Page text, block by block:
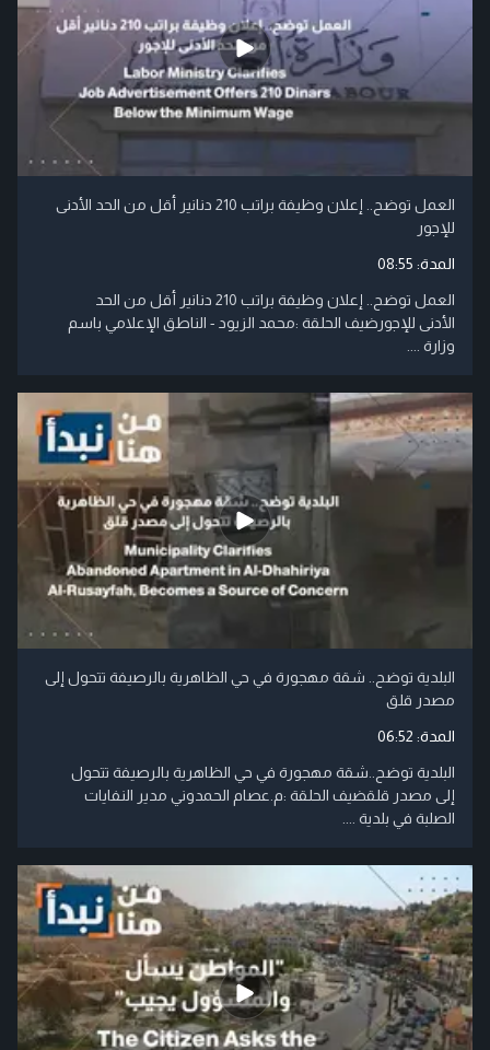
العمل توضح.. إعلان وظيفة براتب 210 دنانير أقل من الحد الأدنى
للإجور
المدة: 08:55
العمل توضح.. إعلان وظيفة براتب 210 دنانير أقل من الحد
الأدنى للإجورضيف الحلقة :محمد الزيود - الناطق الإعلامي باسم
وزارة ....
البلدية توضح.. شقة مهجورة في حي الظاهرية بالرصيفة تتحول إلى
مصدر قلق
المدة: 06:52
البلدية توضح..شقة مهجورة في حي الظاهرية بالرصيفة تتحول
إلى مصدر قلقضيف الحلقة :م.عصام الحمدوني مدير النفايات
الصلبة في بلدية ....